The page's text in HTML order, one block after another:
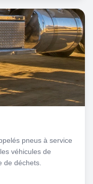
pneus à service
véhicules de
de déchets.